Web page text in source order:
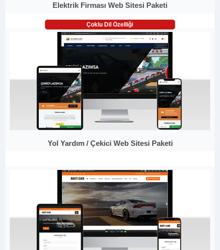
Elektrik Firması Web Sitesi Paketi
Çoklu Dil Özelliği
Yol Yardım / Çekici Web Sitesi Paketi